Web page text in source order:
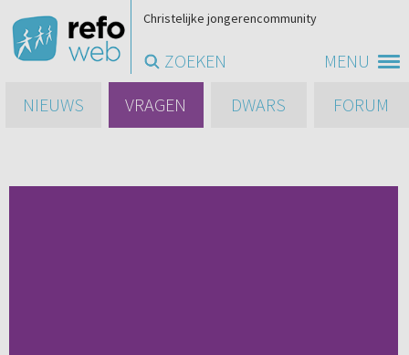
MENU
Christelijke jongerencommunity
ZOEKEN
NIEUWS
VRAGEN DWARS FORUM